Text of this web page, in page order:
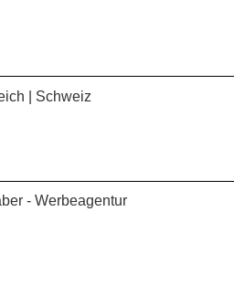
| Schweiz
- Werbeagentur